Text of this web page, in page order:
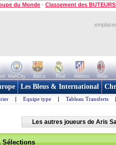
du Monde - Classement des
ManCity Barca Real Atletico Milan
Les Bleus & International
| Equipe type | Tableau Transferts |
Les autres joueurs de Aris
Sélections